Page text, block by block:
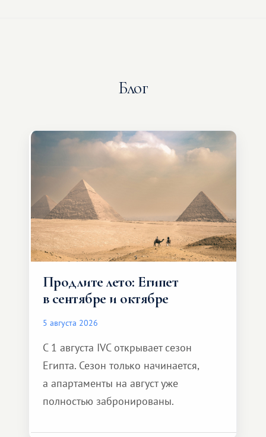
Блог
Продлите лето: Египет
в сентябре и октябре
5 августа 2026
С 1 августа IVC открывает сезон
Египта. Сезон только начинается,
а апартаменты на август уже
полностью забронированы.